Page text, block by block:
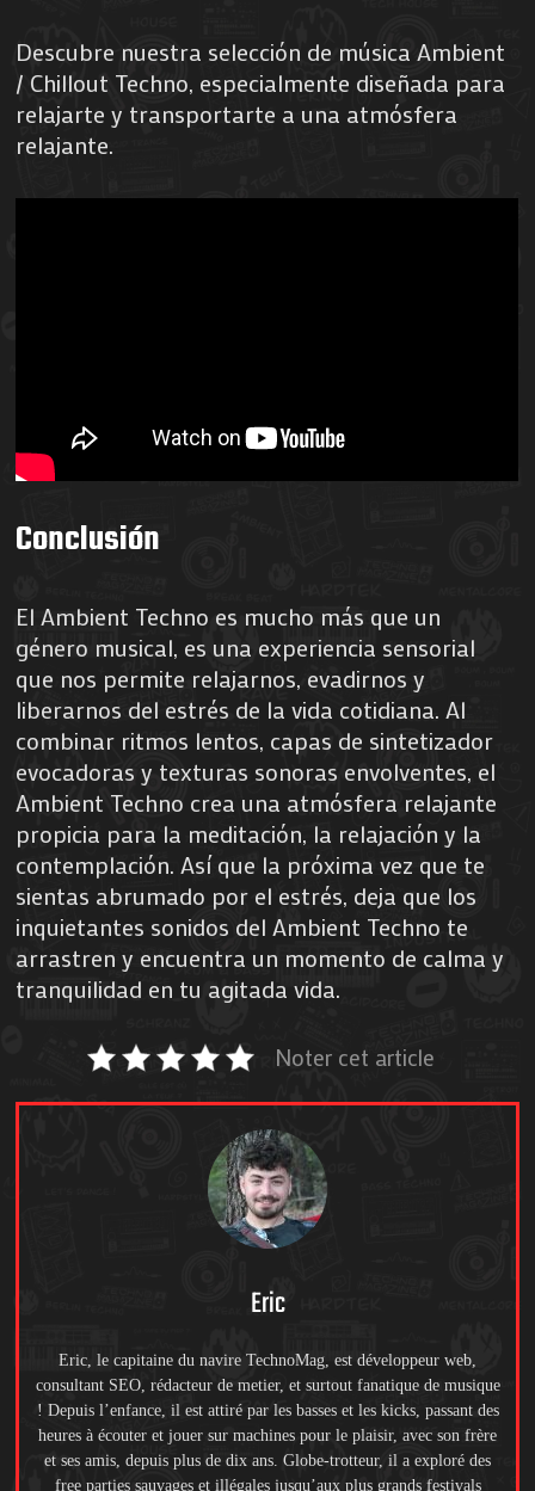
Descubre nuestra selección de música Ambient
/ Chillout Techno, especialmente diseñada para
relajarte y transportarte a una atmósfera
relajante.
Conclusión
El Ambient Techno es mucho más que un
género musical, es una experiencia sensorial
que nos permite relajarnos, evadirnos y
liberarnos del estrés de la vida cotidiana. Al
combinar ritmos lentos, capas de sintetizador
evocadoras y texturas sonoras envolventes, el
Ambient Techno crea una atmósfera relajante
propicia para la meditación, la relajación y la
contemplación. Así que la próxima vez que te
sientas abrumado por el estrés, deja que los
inquietantes sonidos del Ambient Techno te
arrastren y encuentra un momento de calma y
tranquilidad en tu agitada vida.
Noter cet article
Eric
Eric, le capitaine du navire TechnoMag, est développeur web,
consultant SEO, rédacteur de metier, et surtout fanatique de musique
! Depuis l’enfance, il est attiré par les basses et les kicks, passant des
heures à écouter et jouer sur machines pour le plaisir, avec son frère
et ses amis, depuis plus de dix ans. Globe-trotteur, il a exploré des
free parties sauvages et illégales jusqu’aux plus grands festivals